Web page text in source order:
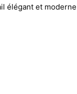
élégant et moderne